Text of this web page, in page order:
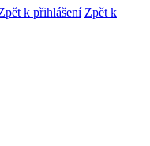
k přihlášení Zpět k